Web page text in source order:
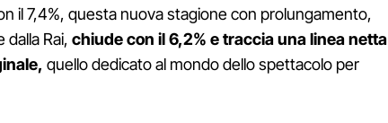
il 7,4%, questa nuova stagione con prolungamento,
Rai, chiude con il 6,2% e traccia una linea netta
quello dedicato al mondo dello spettacolo per